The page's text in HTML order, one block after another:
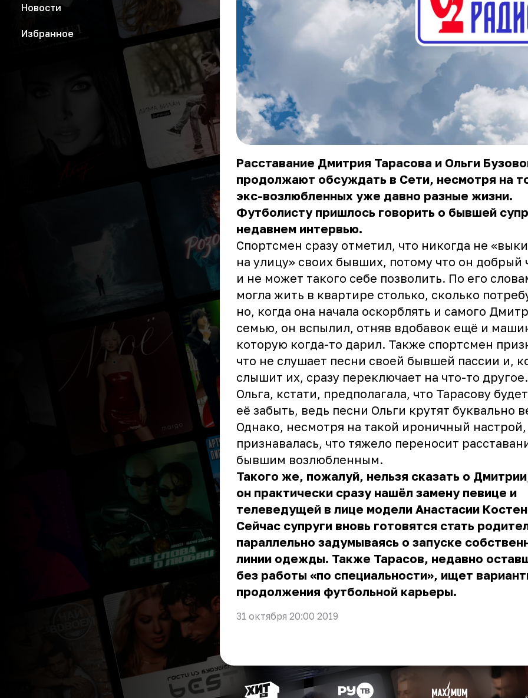
Новости
Избранное
Расставание Дмитрия Тарасова и Ольги
продолжают обсуждать в Сети, несмотря на
экс-возлюбленных уже давно разные жизни.
Футболисту пришлось говорить о бывшей
недавнем интервью.
Спортсмен сразу отметил, что никогда не
на улицу» своих бывших, потому что он добрый
и не может такого себе позволить. По его
могла жить в квартире столько, сколько
но, когда она начала оскорблять и самого
семью, он вспылил, отняв вдобавок ещё и
которую когда-то дарил. Также спортсмен
что не слушает песни своей бывшей пассии и,
слышит их, сразу переключает на что-то другое.
Ольга, кстати, предполагала, что Тарасову
её забыть, ведь песни Ольги крутят буквально
Однако, несмотря на такой ироничный настрой,
признавалась, что тяжело переносит
бывшим возлюбленным.
Такого же, пожалуй, нельзя сказать о
он практически сразу нашёл замену певице и
телеведущей в лице модели Анастасии
Сейчас супруги вновь готовятся стать
параллельно задумываясь о запуске
линии одежды. Также Тарасов, недавно
без работы «по специальности», ищет
продолжения футбольной карьеры.
31 октября 20:00 2019